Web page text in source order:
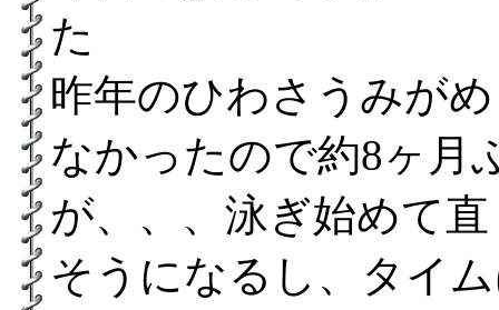
た
昨年のひわさうみが
なかったので約8ヶ月
が、、、泳ぎ始めて
そうになるし、タイ